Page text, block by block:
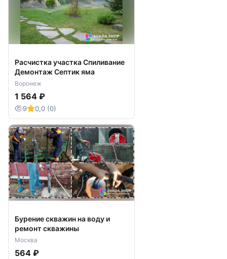
Расчистка участка Спиливание
Демонтаж Септик яма
Воронеж
1 564 ₽
9 0,0 (0)
Бурение скважин на воду и
ремонт скважины
Москва
564 ₽